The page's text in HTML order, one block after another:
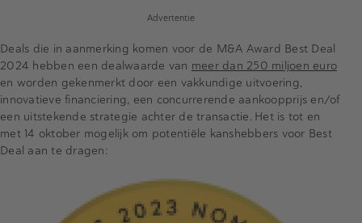
Advertentie
Deals die in aanmerking komen voor de M&A Award Best Deal
2024 hebben een dealwaarde van meer dan 250 miljoen euro
en worden gekenmerkt door een vakkundige uitvoering,
innovatieve financiering, een concurrerende aankoopprijs en/of
een uitstekende strategie achter de transactie. Het is tot en
met 14 oktober mogelijk om potentiële kanshebbers voor Best
Deal aan te dragen: